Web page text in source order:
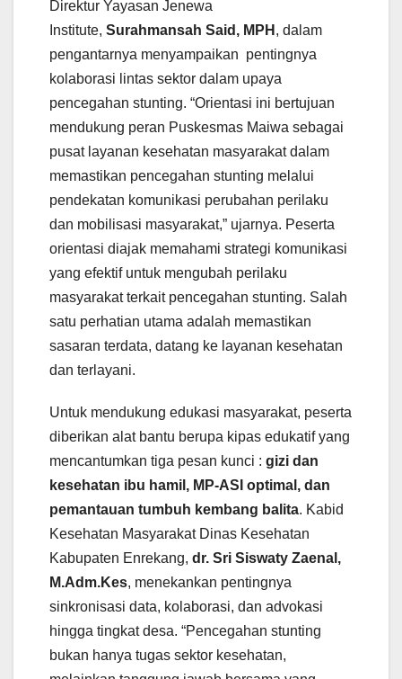
Direktur Yayasan Jenewa
Institute, Surahmansah Said, MPH , dalam
pengantarnya menyampaikan pentingnya
kolaborasi lintas sektor dalam upaya
pencegahan stunting. “Orientasi ini bertujuan
mendukung peran Puskesmas Maiwa sebagai
pusat layanan kesehatan masyarakat dalam
memastikan pencegahan stunting melalui
pendekatan komunikasi perubahan perilaku
dan mobilisasi masyarakat,” ujarnya. Peserta
orientasi diajak memahami strategi komunikasi
yang efektif untuk mengubah perilaku
masyarakat terkait pencegahan stunting. Salah
satu perhatian utama adalah memastikan
sasaran terdata, datang ke layanan kesehatan
dan terlayani.
Untuk mendukung edukasi masyarakat, peserta
diberikan alat bantu berupa kipas edukatif yang
mencantumkan tiga pesan kunci : gizi dan
kesehatan ibu hamil, MP-ASI optimal, dan
pemantauan tumbuh kembang balita. Kabid
Kesehatan Masyarakat Dinas Kesehatan
Kabupaten Enrekang, dr. Sri Siswaty Zaenal,
M.Adm.Kes, menekankan pentingnya
sinkronisasi data, kolaborasi, dan advokasi
hingga tingkat desa. “Pencegahan stunting
bukan hanya tugas sektor kesehatan,